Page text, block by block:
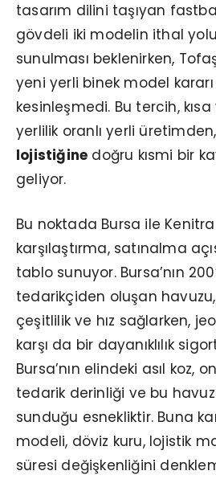
tasarım dilini taşıyan
gövdeli iki modelin ithal
sunulması beklenirken,
yeni yerli binek model
kesinleşmedi. Bu tercih,
yerlilik oranlı yerli üretimden,
lojistiğine doğru kısmi bir
geliyor.
Bu noktada Bursa ile
karşılaştırma, satınalma
tablo sunuyor. Bursa’nın
tedarikçiden oluşan
çeşitlilik ve hız sağlarken,
karşı da bir dayanıklılık
Bursa’nın elindeki asıl koz,
tedarik derinliği ve bu
sunduğu esnekliktir. Buna
modeli, döviz kuru, lojistik
süresi değişkenliğini